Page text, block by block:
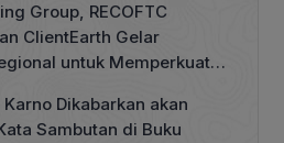
Group, RECOFTC
ClientEarth Gelar
untuk Memperkuat
Karno Dikabarkan akan
Sambutan di Buku